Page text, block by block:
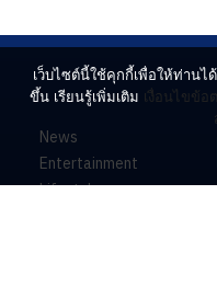
News
Entertainment
Lifestyle
เว็บไซต์นี้ใช้คุกกี้เพื่อให้ท่านไ
ขึ้น เรียนรู้เพิ่มเติม เงื่อนไขข้อ